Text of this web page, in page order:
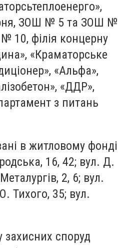
ЗОШ № 5 та ЗОШ №
10, філія концерну
«Краматорське
«Альфа»,
«ДДР»,
з питань
в житловому фонді
16, 42; вул. Д.
2, 6; вул.
Тихого, 35; вул.
захисних споруд